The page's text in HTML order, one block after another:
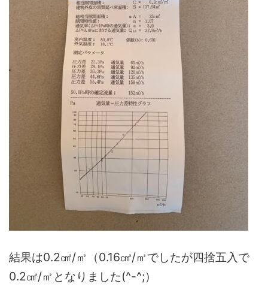
結果は0.2㎠/㎡（0.16㎠/㎡でしたが四捨五入で
0.2㎠/㎡となりました(^-^;）